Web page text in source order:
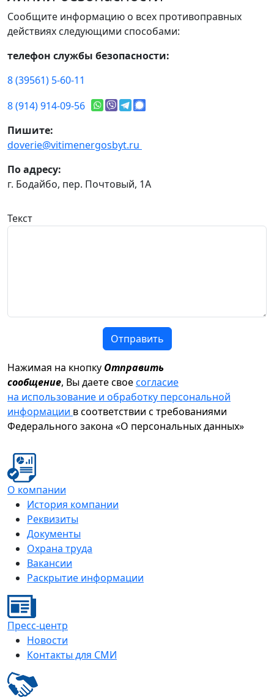
Сообщите информацию о всех противоправных
действиях следующими способами:
телефон службы безопасности:
8 (39561) 5-60-11
8 (914) 914-09-56
Пишите:
doverie@vitimenergosbyt.ru
По адресу:
г. Бодайбо, пер. Почтовый, 1А
Текст
Отправить
Нажимая на кнопку Отправить
сообщение, Вы даете своесогласие
на использование и обработку персональной
информации в соответствии с требованиями
Федерального закона «О персональных данных»
О компании
История компании
Реквизиты
Документы
Охрана труда
Вакансии
Раскрытие информации
Пресс-центр
Новости
Контакты для СМИ